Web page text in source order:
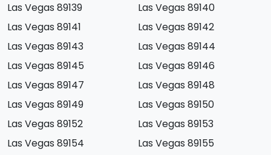
Las Vegas 89139
Las Vegas 89140
Las Vegas 89141
Las Vegas 89142
Las Vegas 89143
Las Vegas 89144
Las Vegas 89145
Las Vegas 89146
Las Vegas 89147
Las Vegas 89148
Las Vegas 89149
Las Vegas 89150
Las Vegas 89152
Las Vegas 89153
Las Vegas 89154
Las Vegas 89155